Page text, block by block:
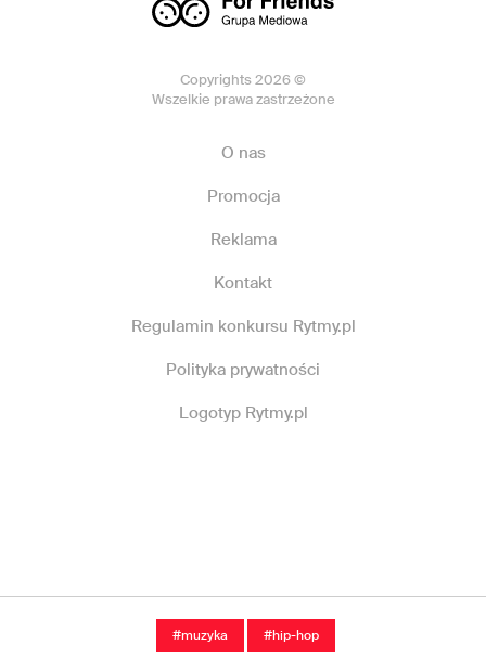
#muzyka #hip-hop
Copyrights 2026 ©
Wszelkie prawa zastrzeżone
O nas
Promocja
Reklama
Kontakt
Regulamin konkursu Rytmy.pl
Polityka prywatności
Logotyp Rytmy.pl